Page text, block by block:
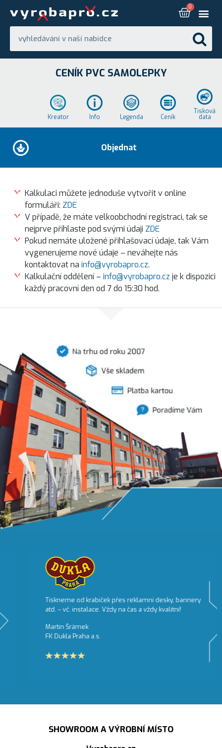
CENÍK PVC SAMOLEPKY
Kreator Info Legenda Ceník
Tisková
data
Objednat
Kalkulaci můžete jednoduše vytvořit v online
formuláři: ZDE
V případě, že máte velkoobchodní registraci, tak se
nejprve přihlaste pod svými údaji ZDE
Pokud nemáte uložené přihlašovací údaje, tak Vám
vygenerujeme nové údaje – neváhejte nás
kontaktovat na info@vyrobapro.cz.
Kalkulační oddělení – info@vyrobapro.cz je k dispozici
každý pracovní den od 7 do 15:30 hod.
Tiskneme od krabiček přes reklamní desky, bannery
atd. – vč. instalace. Vždy na čas a vždy kvalitní!
Martin Šrámek
FK Dukla Praha a.s.
SHOWROOM A VÝROBNÍ MÍSTO